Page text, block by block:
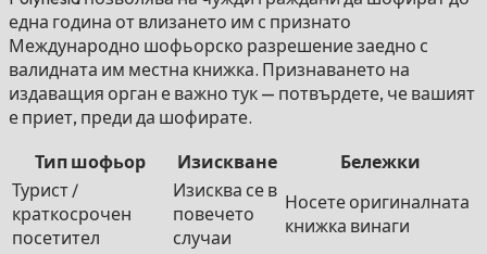
една година от влизането им с признато
Международно шофьорско разрешение заедно с
валидната им местна книжка. Признаването на
издаващия орган е важно тук — потвърдете, че вашият
е приет, преди да шофирате.
Тип шофьор Изискване
Бележки
Турист /
краткосрочен
посетител
Изисква се в
повечето
случаи
Носете оригиналната
книжка винаги